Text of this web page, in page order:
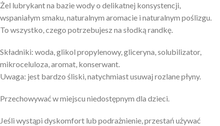
Żel lubrykant na bazie wody o delikatnej konsystencji,
wspaniałym smaku, naturalnym aromacie i naturalnym poślizgu.
To wszystko, czego potrzebujesz na słodką randkę.
Składniki: woda, glikol propylenowy, gliceryna, solubilizator,
mikroceluloza, aromat, konserwant.
Uwaga: jest bardzo śliski, natychmiast usuwaj rozlane płyny.
Przechowywać w miejscu niedostępnym dla dzieci.
Jeśli wystąpi dyskomfort lub podrażnienie, przestań używać